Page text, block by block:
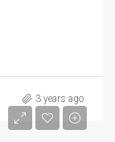
3 years ago